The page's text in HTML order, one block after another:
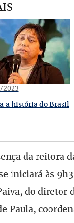
2023
a história do Brasil
da reitora
iniciará às
do diretor
Paula,